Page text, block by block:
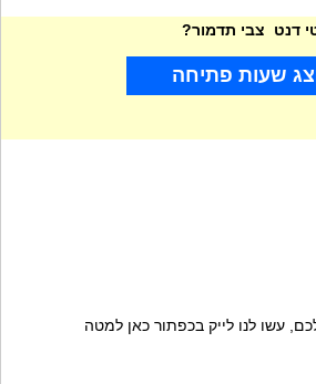
דנט צבי תדמור?
שעות פתיחה
לכם, עשו לנו לייק בכפתור כאן למטה